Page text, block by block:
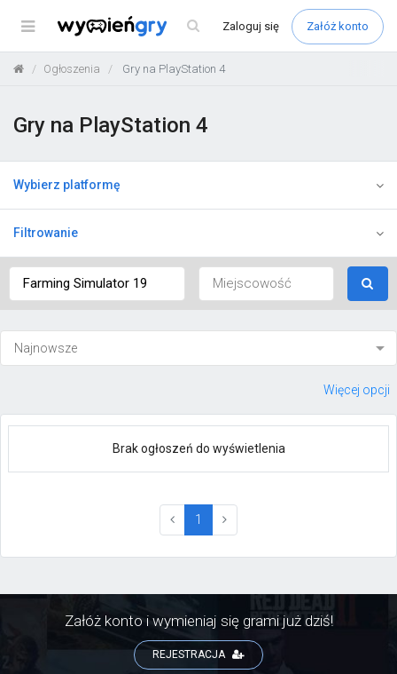
Menu Zaloguj się Załóż konto
Ogłoszenia Gry na PlayStation 4
Gry na PlayStation 4
Wybierz platformę
Filtrowanie
Więcej opcji
Brak ogłoszeń do wyświetlenia
1 (current)
Załóż konto i wymieniaj się grami już dziś!
REJESTRACJA